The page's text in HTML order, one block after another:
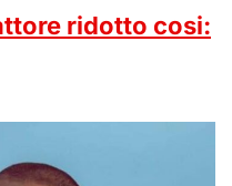
ridotto cosi: